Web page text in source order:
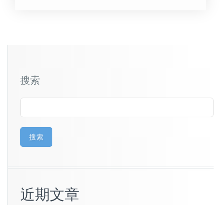
搜索
搜索
近期文章